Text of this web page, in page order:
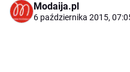
Modaija.pl
6 października 2015,